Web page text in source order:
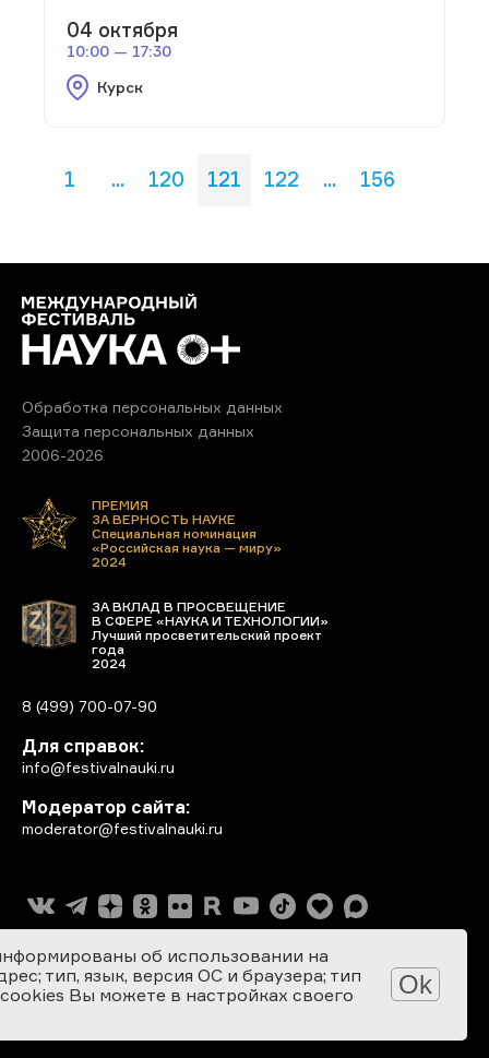
04 октября
10:00 — 17:30
Курск
1 ... 120 121 122 ... 156
Обработка персональных данных
Защита персональных данных
2006-2026
ПРЕМИЯ
ЗА ВЕРНОСТЬ НАУКЕ
Специальная номинация
«Российская наука — миру»
2024
ЗА ВКЛАД В ПРОСВЕЩЕНИЕ
В СФЕРЕ «НАУКА И ТЕХНОЛОГИИ»
Лучший просветительский проект
года
2024
8 (499) 700-07-90
Для справок:
info@festivalnauki.ru
Модератор сайта:
moderator@festivalnauki.ru
об использовании на
тип, язык, версия ОС и браузера; тип
Вы можете в настройках своего
Ok